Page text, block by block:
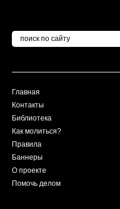
Главная
Контакты
Библиотека
Как молиться?
Правила
Баннеры
О проекте
Помочь делом